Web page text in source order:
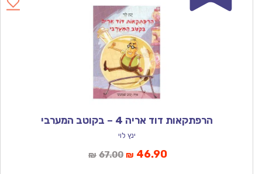
הרפתקאות דוד אריה 4 – בקוטב המערבי
ינץ לוי
₪ 67.00המחיר
₪ 46.90המחיר